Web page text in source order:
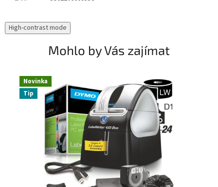
High-contrast mode
Mohlo by Vás zajímat
Novinka
Tip